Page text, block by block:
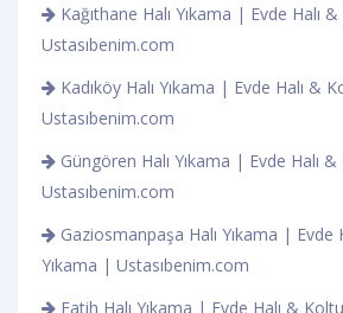
Kağıthane Halı Yıkama | Evde Halı
Ustasıbenim.com
Kadıköy Halı Yıkama | Evde Halı &
Ustasıbenim.com
Güngören Halı Yıkama | Evde Halı
Ustasıbenim.com
Gaziosmanpaşa Halı Yıkama | Evde
Yıkama | Ustasıbenim.com
Fatih Halı Yıkama | Evde Halı &